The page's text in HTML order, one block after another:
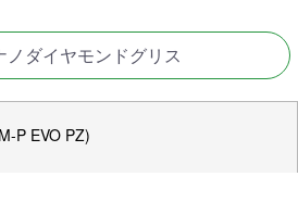
ノダイヤモンドグリス
P EVO PZ)